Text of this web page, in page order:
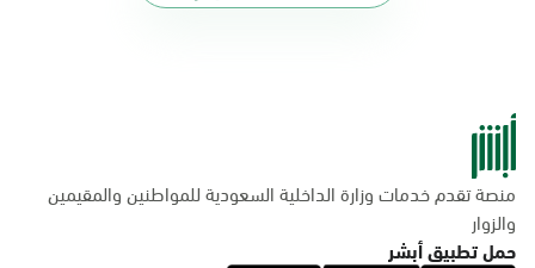
منصة تقدم خدمات وزارة الداخلية السعودية للمواطنين والمقيمين
والزوار
حمل تطبيق أبشر